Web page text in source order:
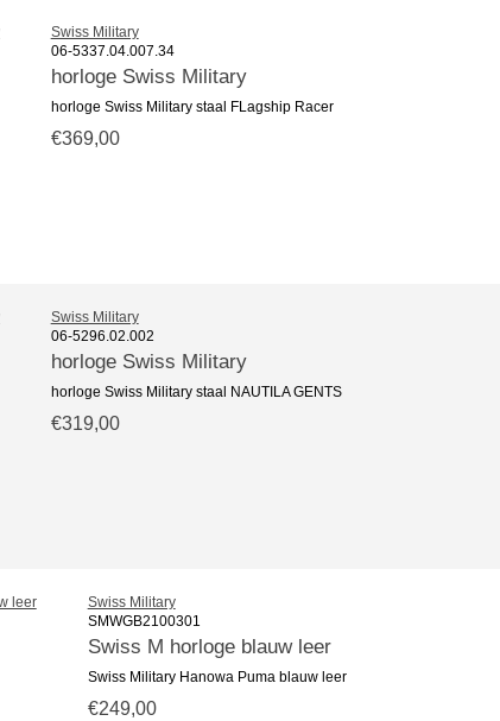
Swiss Military
06-5337.04.007.34
horloge Swiss Military
horloge Swiss Military staal FLagship Racer
€369,00
Swiss Military
06-5296.02.002
horloge Swiss Military
horloge Swiss Military staal NAUTILA GENTS
€319,00
Swiss Military
SMWGB2100301
Swiss M horloge blauw leer
Swiss Military Hanowa Puma blauw leer
€249,00